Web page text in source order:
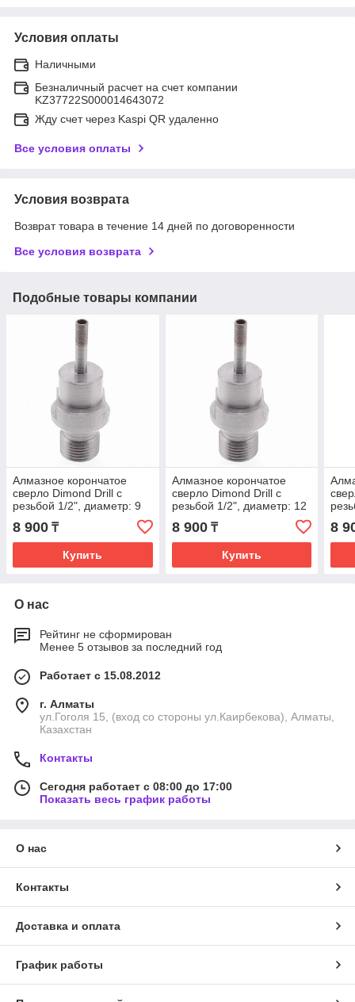
Условия оплаты
Наличными
Безналичный расчет на счет компании
KZ37722S000014643072
Жду счет через Kaspi QR удаленно
Все условия оплаты
Условия возврата
Возврат товара в течение 14 дней по договоренности
Все условия возврата
Подобные товары компании
Алмазное корончатое
сверло Dimond Drill с
резьбой 1/2", диаметр: 9
8 900 ₸
Купить
Алмазное корончатое
сверло Dimond Drill с
резьбой 1/2", диаметр: 12
8 900₸
Купить
8
О нас
Рейтинг не сформирован
Менее 5 отзывов за последний год
Работает с 15.08.2012
г. Алматы
ул.Гоголя 15, (вход со стороны ул.Каирбекова), Алматы,
Казахстан
Контакты
Сегодня работает с 08:00 до 17:00
Показать весь график работы
О нас
Контакты
Доставка и оплата
График работы